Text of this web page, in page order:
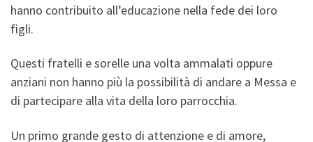
hanno contribuito all’educazione nella fede dei loro
figli.
Questi fratelli e sorelle una volta ammalati oppure
anziani non hanno più la possibilità di andare a Messa e
di partecipare alla vita della loro parrocchia.
Un primo grande gesto di attenzione e di amore,